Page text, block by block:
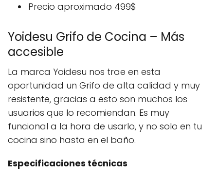
Precio aproximado 499$
Yoidesu Grifo de Cocina – Más
accesible
La marca Yoidesu nos trae en esta
oportunidad un Grifo de alta calidad y muy
resistente, gracias a esto son muchos los
usuarios que lo recomiendan. Es muy
funcional a la hora de usarlo, y no solo en tu
cocina sino hasta en el baño.
Especificaciones técnicas